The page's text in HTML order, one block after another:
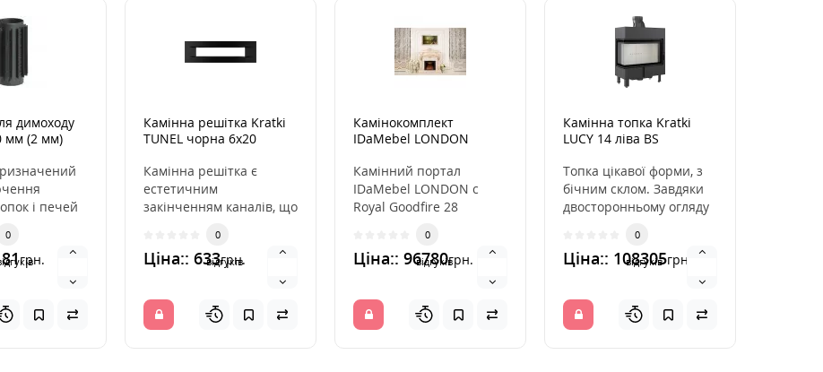
димоходу
мм (2 мм)
і печей
0
грн.
Камінна решітка Kratki
TUNEL чорна 6x20
Камінна решітка є
естетичним
закінченням каналів, що
повітря з каміна. Вона
ін..
0
відгуків
Ціна:: 633грн.
Камінокомплект
IDaMebel LONDON
Камінний портал
IDaMebel LONDON c
Royal Goodfire 28
представити новинку -
по..
0
відгуків
Ціна:: 96780грн.
Камінна топка Kratki
LUCY 14 ліва BS
Топка цікавої форми, з
бічним склом. Завдяки
двосторонньому огляду
фронтальній р..
0
відгуків
Ціна:: 108305грн.